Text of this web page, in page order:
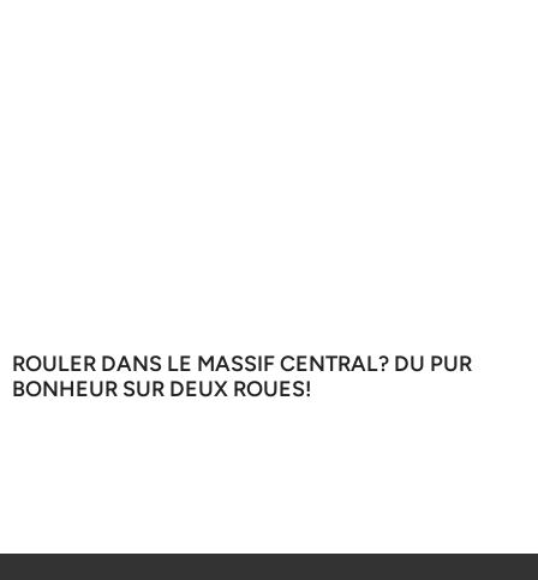
ROULER DANS LE MASSIF CENTRAL? DU PUR
BONHEUR SUR DEUX ROUES!